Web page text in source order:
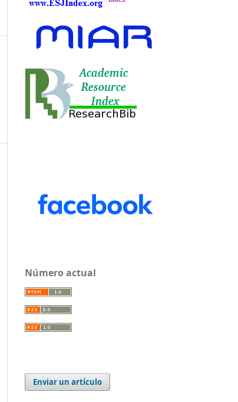
Número actual
Enviar un artículo